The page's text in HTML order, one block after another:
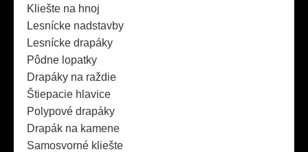
Kliešte na hnoj
Lesnícke nadstavby
Lesnícke drapáky
Pôdne lopatky
Drapáky na raždie
Štiepacie hlavice
Polypové drapáky
Drapák na kamene
Samosvorné kliešte